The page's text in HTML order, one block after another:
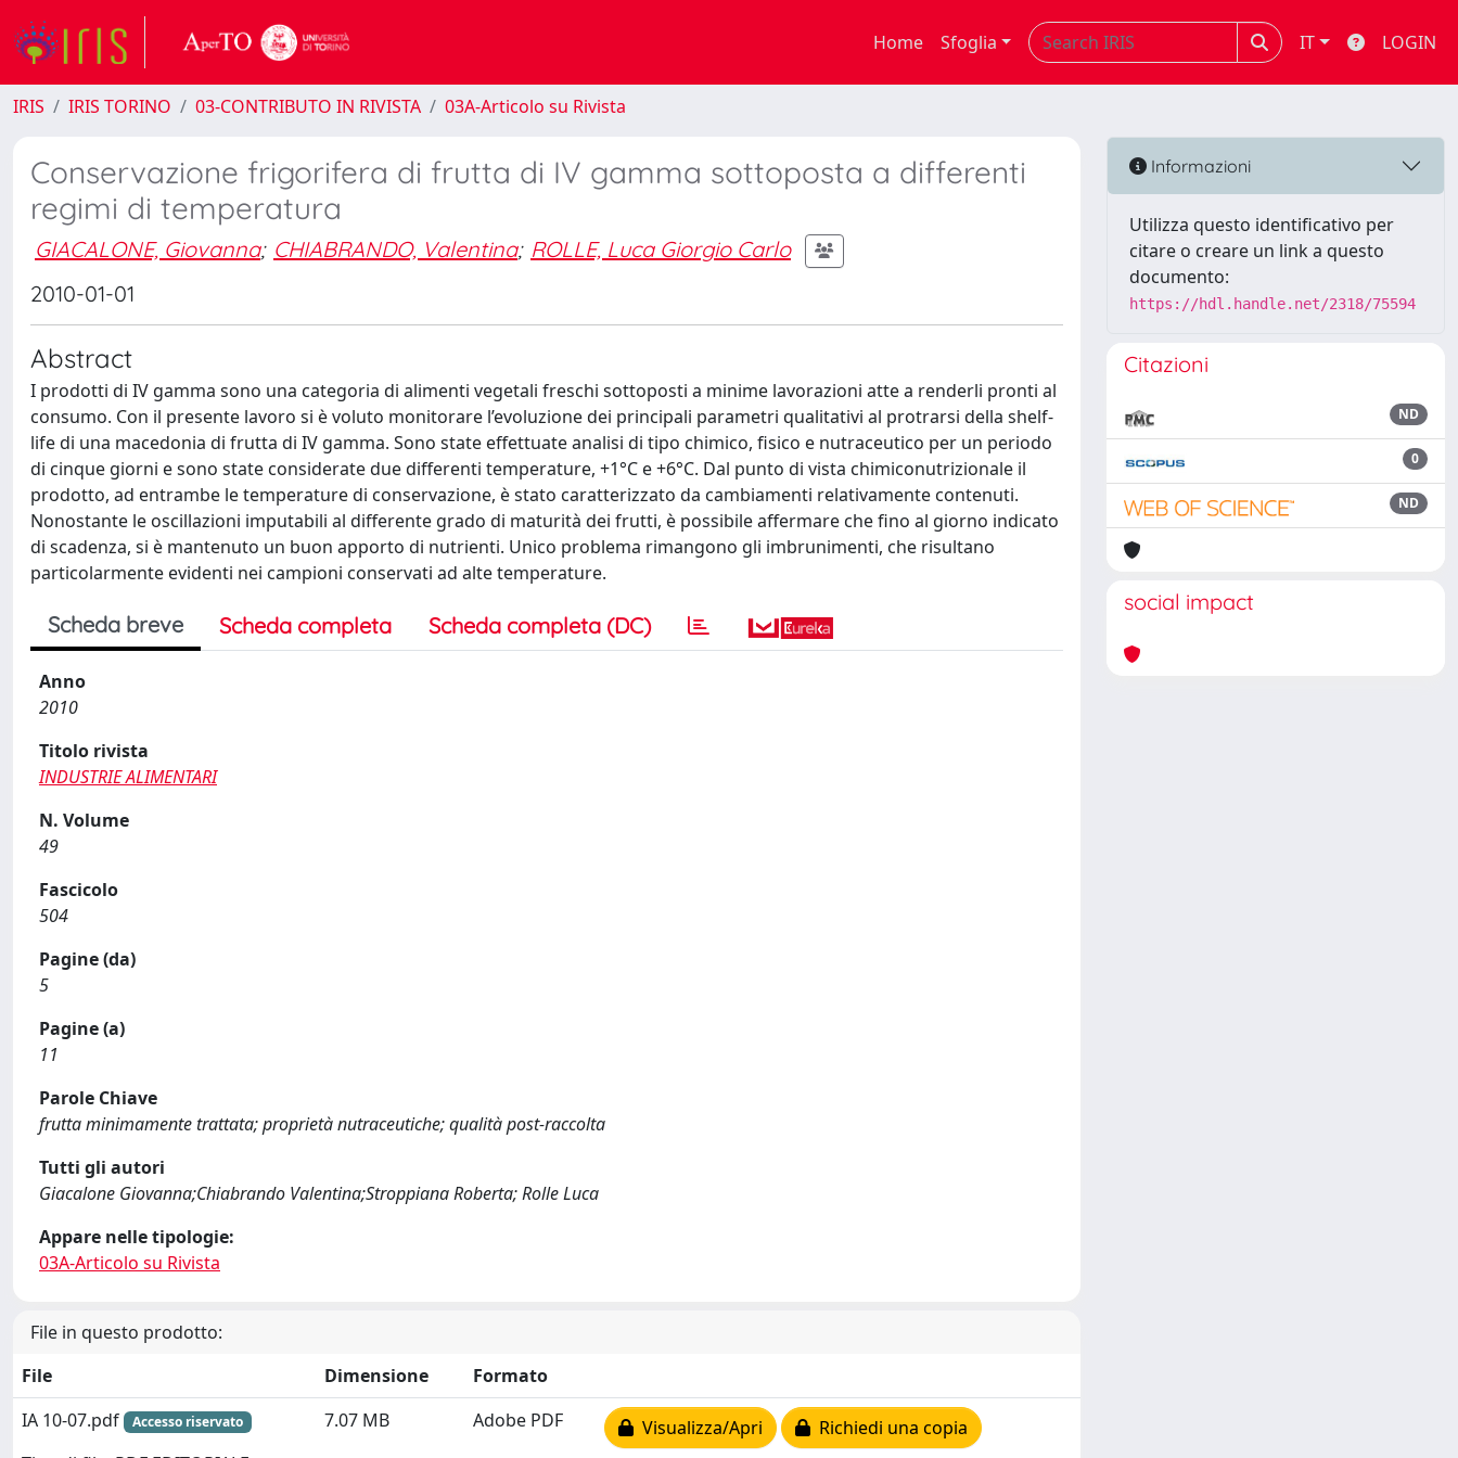
Home Sfoglia IT LOGIN
IRIS IRIS TORINO 03-CONTRIBUTO IN RIVISTA 03A-Articolo su Rivista
Conservazione frigorifera di frutta di IV gamma sottoposta a differenti
regimi di temperatura
GIACALONE, Giovanna; CHIABRANDO, Valentina; ROLLE, Luca Giorgio Carlo
2010-01-01
Abstract
I prodotti di IV gamma sono una categoria di alimenti vegetali freschi sottoposti a minime lavorazioni atte a renderli pronti al
consumo. Con il presente lavoro si è voluto monitorare l’evoluzione dei principali parametri qualitativi al protrarsi della shelf-
life di una macedonia di frutta di IV gamma. Sono state effettuate analisi di tipo chimico, fisico e nutraceutico per un periodo
di cinque giorni e sono state considerate due differenti temperature, +1°C e +6°C. Dal punto di vista chimiconutrizionale il
prodotto, ad entrambe le temperature di conservazione, è stato caratterizzato da cambiamenti relativamente contenuti.
Nonostante le oscillazioni imputabili al differente grado di maturità dei frutti, è possibile affermare che fino al giorno indicato
di scadenza, si è mantenuto un buon apporto di nutrienti. Unico problema rimangono gli imbrunimenti, che risultano
particolarmente evidenti nei campioni conservati ad alte temperature.
Scheda breve Scheda completa Scheda completa (DC)
Anno
2010
Titolo rivista
INDUSTRIE ALIMENTARI
N. Volume
49
Fascicolo
504
Pagine (da)
5
Pagine (a)
11
Parole Chiave
frutta minimamente trattata; proprietà nutraceutiche; qualità post-raccolta
Tutti gli autori
Giacalone Giovanna;Chiabrando Valentina;Stroppiana Roberta; Rolle Luca
Appare nelle tipologie:
03A-Articolo su Rivista
File in questo prodotto:
File
Dimensione
Formato
IA 10-07.pdf
Accesso riservato 7.07 MB Adobe PDF Visualizza/Apri Richiedi una copia
Informazioni
Utilizza questo identificativo per
citare o creare un link a questo
documento:
https://hdl.handle.net/2318/75594
Citazioni
ND
0
ND
social impact